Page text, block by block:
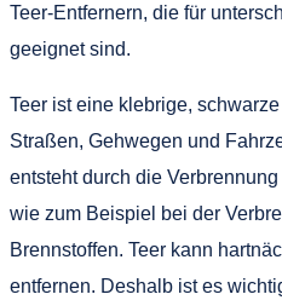
Teer-Entfernern, die für
geeignet sind.
Teer ist eine klebrige,
Straßen, Gehwegen und
entsteht durch die
wie zum Beispiel bei der
Brennstoffen. Teer kann
entfernen. Deshalb ist es